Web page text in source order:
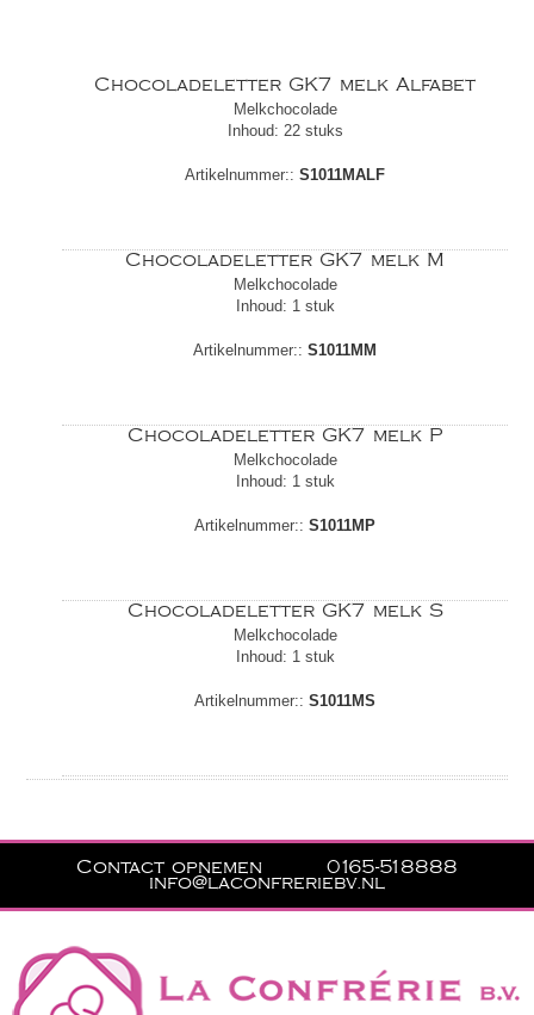
Chocoladeletter GK7 melk Alfabet
Melkchocolade
Inhoud: 22 stuks
Artikelnummer:: S1011MALF
Chocoladeletter GK7 melk M
Melkchocolade
Inhoud: 1 stuk
Artikelnummer:: S1011MM
Chocoladeletter GK7 melk P
Melkchocolade
Inhoud: 1 stuk
Artikelnummer:: S1011MP
Chocoladeletter GK7 melk S
Melkchocolade
Inhoud: 1 stuk
Artikelnummer:: S1011MS
Contact opnemen
0165-518888
info@laconfreriebv.nl